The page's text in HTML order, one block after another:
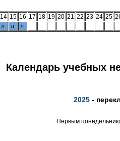
14 15 16 17 18 19 20 21 22 23 24 25
л. л. л.
Календарь учебных
2025 -
Первым